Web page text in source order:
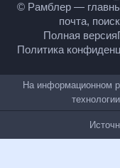
© Рамблер —
гороскопы,
Полная версия
На
рекомендательные